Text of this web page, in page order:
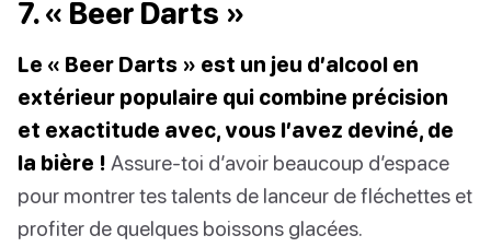
7. « Beer Darts »
Le « Beer Darts » est un jeu d’alcool en
extérieur populaire qui combine précision
et exactitude avec, vous l’avez deviné, de
la bière ! Assure-toi d’avoir beaucoup d’espace
pour montrer tes talents de lanceur de fléchettes et
profiter de quelques boissons glacées.